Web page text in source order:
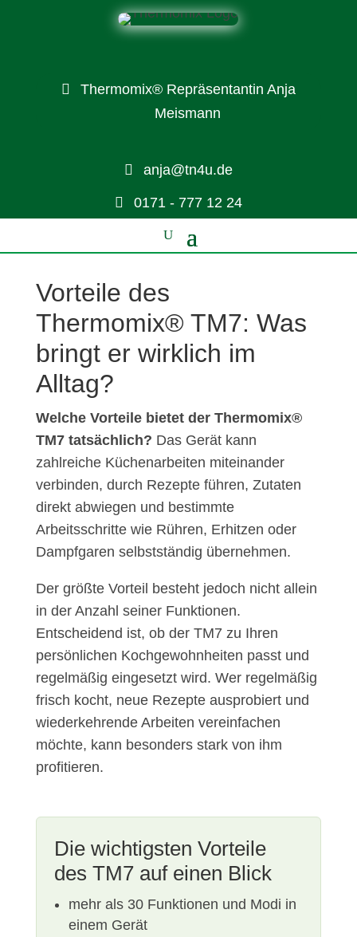
Thermomix® Repräsentantin Anja
Meismann
anja@tn4u.de
0171 - 777 12 24
Vorteile des
Thermomix® TM7: Was
bringt er wirklich im
Alltag?
Welche Vorteile bietet der Thermomix®
TM7 tatsächlich? Das Gerät kann
zahlreiche Küchenarbeiten miteinander
verbinden, durch Rezepte führen, Zutaten
direkt abwiegen und bestimmte
Arbeitsschritte wie Rühren, Erhitzen oder
Dampfgaren selbstständig übernehmen.
Der größte Vorteil besteht jedoch nicht allein
in der Anzahl seiner Funktionen.
Entscheidend ist, ob der TM7 zu Ihren
persönlichen Kochgewohnheiten passt und
regelmäßig eingesetzt wird. Wer regelmäßig
frisch kocht, neue Rezepte ausprobiert und
wiederkehrende Arbeiten vereinfachen
möchte, kann besonders stark von ihm
profitieren.
Die wichtigsten Vorteile
des TM7 auf einen Blick
mehr als 30 Funktionen und Modi in
einem Gerät